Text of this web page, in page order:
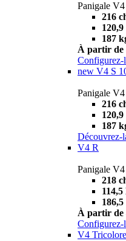
Panigale V4
216
187
À partir de
Configurez-
new V4 S
Panigale
216
187
Découvrez-
V4 R
Panigale V4
218
À partir de
Configurez-
V4 Tricolore